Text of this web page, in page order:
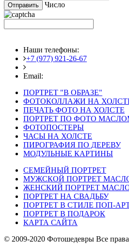
Число
Наши телефоны:
+7 (977) 921-26-67
Email:
ПОРТРЕТ "В ОБРАЗЕ"
ФОТОКОЛЛАЖИ НА
ПЕЧАТЬ ФОТО НА ХОЛСТЕ
ПОРТРЕТ ПО ФОТО
ФОТОПОСТЕРЫ
ЧАСЫ НА ХОЛСТЕ
ПИРОГРАФИЯ ПО ДЕРЕВУ
МОДУЛЬНЫЕ КАРТИНЫ
СЕМЕЙНЫЙ ПОРТРЕТ
МУЖСКОЙ ПОРТРЕТ
ЖЕНСКИЙ ПОРТРЕТ
ПОРТРЕТ НА СВАДЬБУ
ПОРТРЕТ В СТИЛЕ ПОП-
ПОРТРЕТ В ПОДАРОК
КАРТА САЙТА
© 2009-2020 Фотошедевры Все